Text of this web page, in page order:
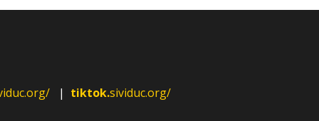
| tiktok.sividuc.org/